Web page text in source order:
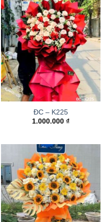
ĐC – K225
1.000.000 ₫